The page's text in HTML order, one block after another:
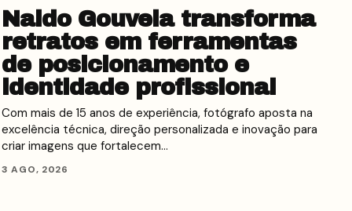
Naldo Gouveia transforma
retratos em ferramentas
de posicionamento e
identidade profissional
Com mais de 15 anos de experiência, fotógrafo aposta na
excelência técnica, direção personalizada e inovação para
criar imagens que fortalecem…
3 AGO, 2026